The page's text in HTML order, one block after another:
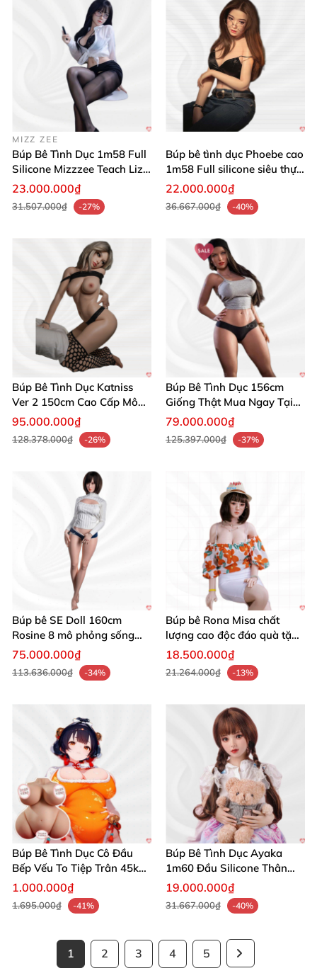
MIZZ ZEE
Búp Bê Tình Dục 1m58 Full
Silicone Mizzzee Teach Liz
Mua Ngay
23.000.000₫
31.507.000₫ -27%
Búp bê tình dục Phoebe cao
1m58 Full silicone siêu thực
giá tốt
22.000.000₫
36.667.000₫ -40%
Búp Bê Tình Dục Katniss
Ver 2 150cm Cao Cấp Mô
Phỏng Nhật Bản
95.000.000₫
128.378.000₫ -26%
Búp Bê Tình Dục 156cm
Giống Thật Mua Ngay Tại
WM Dolls
79.000.000₫
125.397.000₫ -37%
Búp bê SE Doll 160cm
Rosine 8 mô phỏng sống
động chân thật, quà tặng
75.000.000₫
113.636.000₫ -34%
Búp bê Rona Misa chất
lượng cao độc đáo quà tặng
hoàn hảo
18.500.000₫
21.264.000₫ -13%
Búp Bê Tình Dục Cô Đầu
Bếp Vếu To Tiệp Trân 45kg
Mua Ngay
1.000.000₫
1.695.000₫ -41%
Búp Bê Tình Dục Ayaka
1m60 Đầu Silicone Thân
TPE Xinh Xắn Mua Ngay
19.000.000₫
31.667.000₫ -40%
1 2 3 4 5